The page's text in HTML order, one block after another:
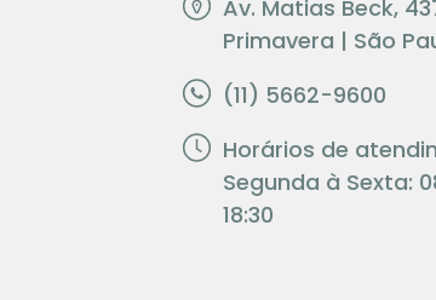
Av. Matias Beck,
Primavera | São
(11) 5662-9600
Horários de
Segunda à Sexta:
18:30